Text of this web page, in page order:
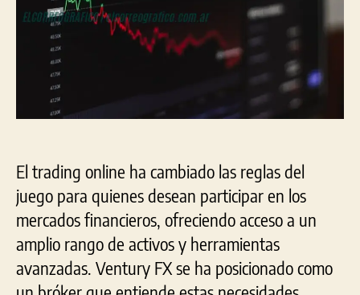
El trading online ha cambiado las reglas del
juego para quienes desean participar en los
mercados financieros, ofreciendo acceso a un
amplio rango de activos y herramientas
avanzadas. Ventury FX se ha posicionado como